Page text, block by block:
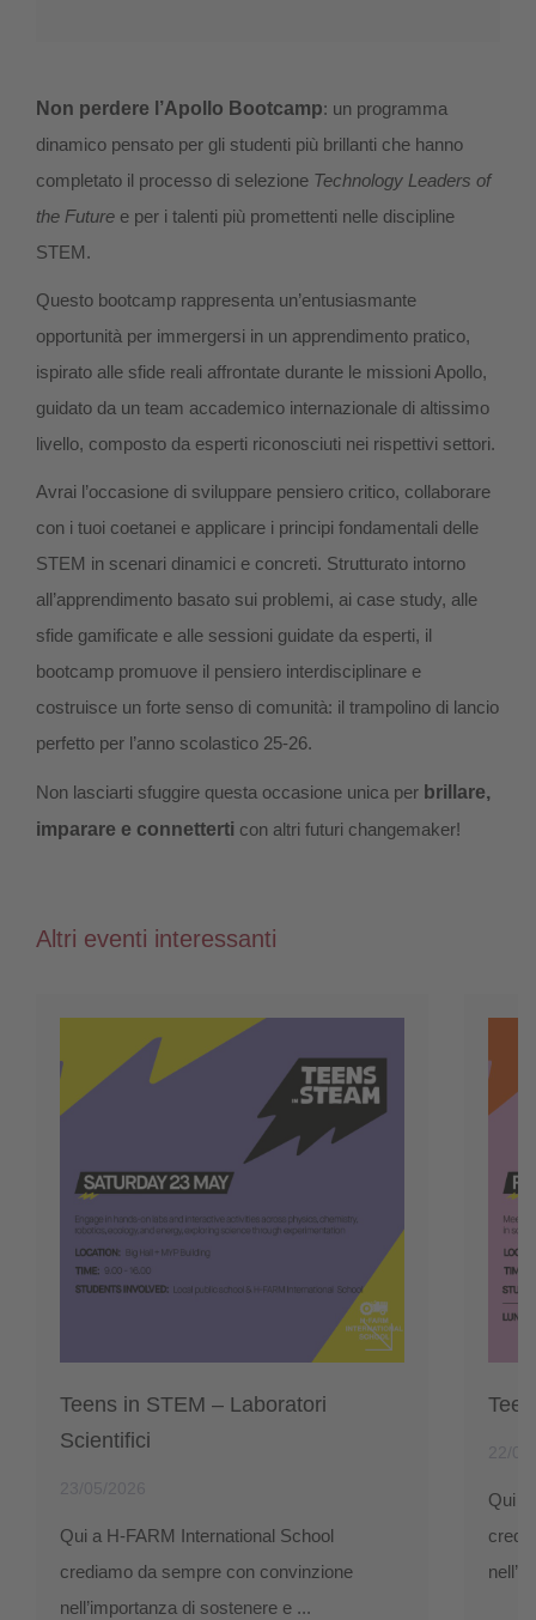
Non perdere l’Apollo Bootcamp: un programma
dinamico pensato per gli studenti più brillanti che hanno
completato il processo di selezione Technology Leaders of
the Future e per i talenti più promettenti nelle discipline
STEM.
Questo bootcamp rappresenta un’entusiasmante
opportunità per immergersi in un apprendimento pratico,
ispirato alle sfide reali affrontate durante le missioni Apollo,
guidato da un team accademico internazionale di altissimo
livello, composto da esperti riconosciuti nei rispettivi settori.
Avrai l’occasione di sviluppare pensiero critico, collaborare
con i tuoi coetanei e applicare i principi fondamentali delle
STEM in scenari dinamici e concreti. Strutturato intorno
all’apprendimento basato sui problemi, ai case study, alle
sfide gamificate e alle sessioni guidate da esperti, il
bootcamp promuove il pensiero interdisciplinare e
costruisce un forte senso di comunità: il trampolino di lancio
perfetto per l’anno scolastico 25-26.
Non lasciarti sfuggire questa occasione unica per brillare,
imparare e connetterti con altri futuri changemaker!
Altri eventi interessanti
Teens in STEM – Laboratori
Scientifici
Qui a H-FARM International School
crediamo da sempre con convinzione
nell’importanza di sostenere e ...
Qui